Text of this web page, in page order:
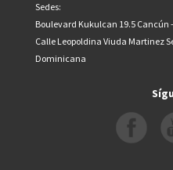
Sedes:
Boulevard Kukulcan 19.5 Cancún
Calle Leopoldina Viuda Martinez
Dominicana